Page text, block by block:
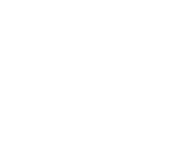
Impressive IM3106